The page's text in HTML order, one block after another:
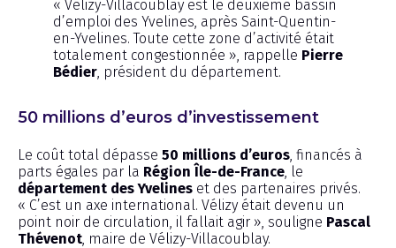
« Vélizy-Villacoublay est le deuxième bassin
d’emploi des Yvelines, après Saint-Quentin-
en-Yvelines. Toute cette zone d’activité était
totalement congestionnée », rappelle Pierre
Bédier , président du département.
50 millions d’euros d’investissement
Le coût total dépasse 50 millions d’euros , financés à
parts égales par la Région Île-de-France , le
département des Yvelines et des partenaires privés.
« C’est un axe international. Vélizy était devenu un
point noir de circulation, il fallait agir », souligne Pascal
Thévenot , maire de Vélizy-Villacoublay.